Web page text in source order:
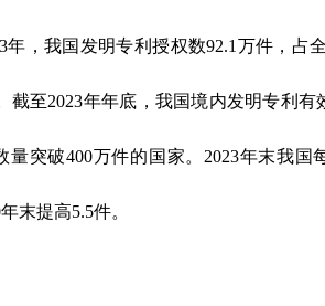
年，我国发明专利授权数92.1 万件，占
截至2023年年底，我国境内发明专利有
量突破400万件的国家。 2023年末我国
年末提高5.5件。